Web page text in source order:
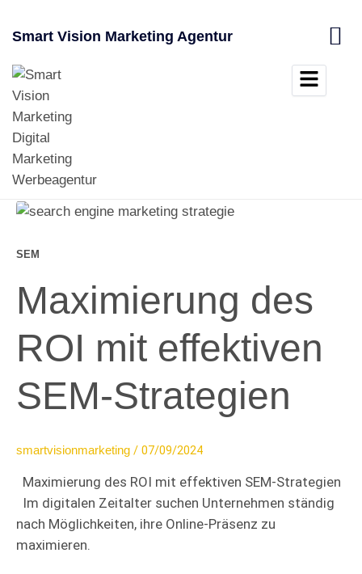
Inhalt
Search
SEM
Maximierung des
ROI mit effektiven
SEM-Strategien
smartvisionmarketing / 07/09/2024
Maximierung des ROI mit effektiven SEM-Strategien
Im digitalen Zeitalter suchen Unternehmen ständig
nach Möglichkeiten, ihre Online-Präsenz zu
maximieren.
Smart Vision Marketing Agentur